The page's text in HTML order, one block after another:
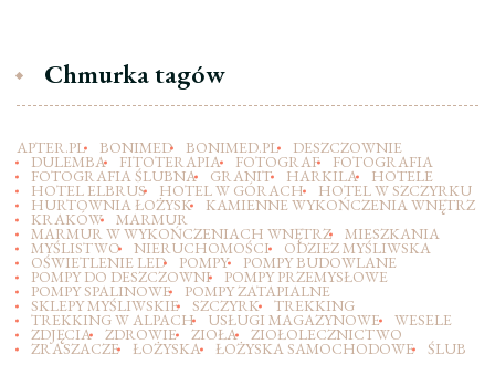
Chmurka tagów
APTER.PL BONIMED BONIMED.PL DESZCZOWNIE
DULEMBA FITOTERAPIA FOTOGRAF FOTOGRAFIA
FOTOGRAFIA ŚLUBNA GRANIT HARKILA HOTELE
HOTEL ELBRUS HOTEL W GÓRACH HOTEL W SZCZYRKU
HURTOWNIA ŁOŻYSK KAMIENNE WYKOŃCZENIA WNĘTRZ
KRAKÓW MARMUR
MARMUR W WYKOŃCZENIACH WNĘTRZ MIESZKANIA
MYŚLISTWO NIERUCHOMOŚCI ODZIEZ MYŚLIWSKA
OŚWIETLENIE LED POMPY POMPY BUDOWLANE
POMPY DO DESZCZOWNI POMPY PRZEMYSŁOWE
POMPY SPALINOWE POMPY ZATAPIALNE
SKLEPY MYŚLIWSKIE SZCZYRK TREKKING
TREKKING W ALPACH USŁUGI MAGAZYNOWE WESELE
ZDJĘCIA ZDROWIE ZIOŁA ZIOŁOLECZNICTWO
ZRASZACZE ŁOŻYSKA ŁOŻYSKA SAMOCHODOWE ŚLUB